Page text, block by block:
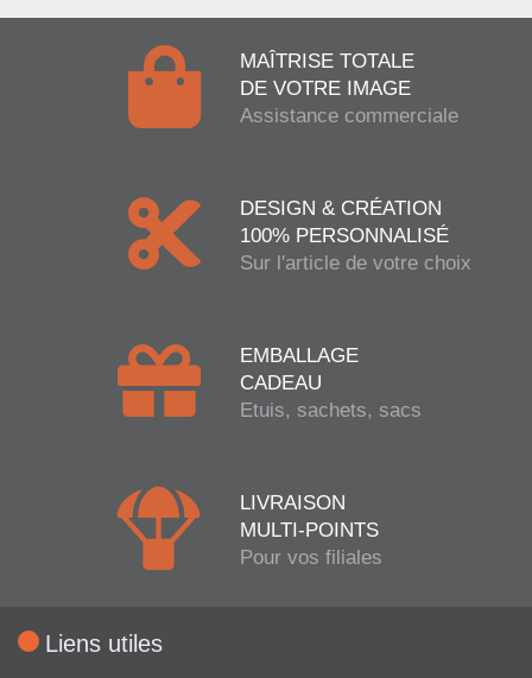
MAÎTRISE TOTALE
DE VOTRE IMAGE
Assistance commerciale
DESIGN & CRÉATION
100% PERSONNALISÉ
Sur l'article de votre choix
EMBALLAGE
CADEAU
Etuis, sachets, sacs
LIVRAISON
MULTI-POINTS
Pour vos filiales
Liens utiles